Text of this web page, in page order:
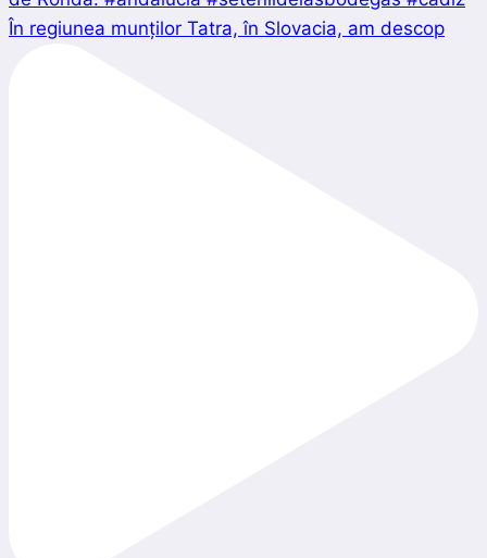
În regiunea munților Tatra, în Slovacia, am descop